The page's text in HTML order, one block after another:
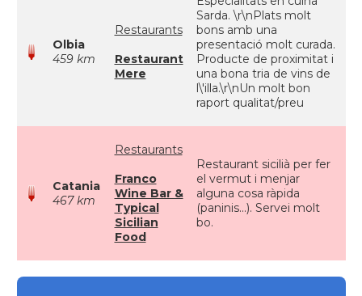
Olbia
459 km
Restaurants
Restaurant
Mere
Sarda. \r\nPlats molt
bons amb una
presentació molt curada.
Producte de proximitat i
una bona tria de vins de
l\'illa.\r\nUn molt bon
raport qualitat/preu
Catania
467 km
Restaurants
Franco
Wine Bar &
Typical
Sicilian
Food
Restaurant sicilià per fer
el vermut i menjar
alguna cosa ràpida
(paninis...). Servei molt
bo.